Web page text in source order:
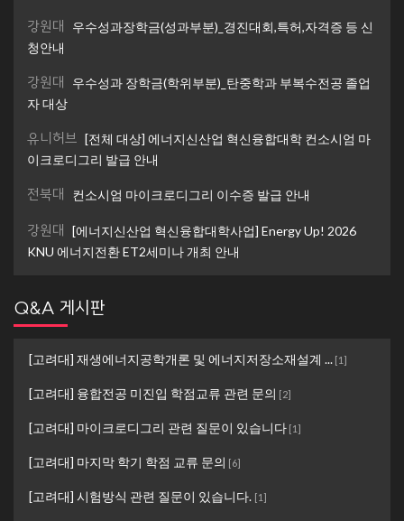
강원대
우수성과장학금(성과부분)_경진대회,특허,자격증 등 신
청안내
강원대
우수성과 장학금(학위부분)_탄중학과 부복수전공 졸업
자 대상
유니허브 [전체 대상] 에너지신산업 혁신융합대학 컨소시엄 마
이크로디그리 발급 안내
전북대 컨소시엄 마이크로디그리 이수증 발급 안내
강원대 [에너지신산업 혁신융합대학사업] Energy Up! 2026
KNU 에너지전환 ET2세미나 개최 안내
Q&A 게시판
[고려대] 재생에너지공학개론 및 에너지저장소재설계 ... [1]
[고려대] 융합전공 미진입 학점교류 관련 문의 [2]
[고려대] 마이크로디그리 관련 질문이 있습니다 [1]
[고려대] 마지막 학기 학점 교류 문의 [6]
[고려대] 시험방식 관련 질문이 있습니다. [1]